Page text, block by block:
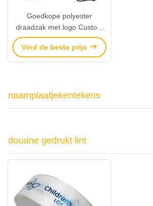
Goedkope polyester
draadzak met logo Custom
draadzakken fabrikant
Vind de beste prijs
naamplaatjekentekens
douane gedrukt lint